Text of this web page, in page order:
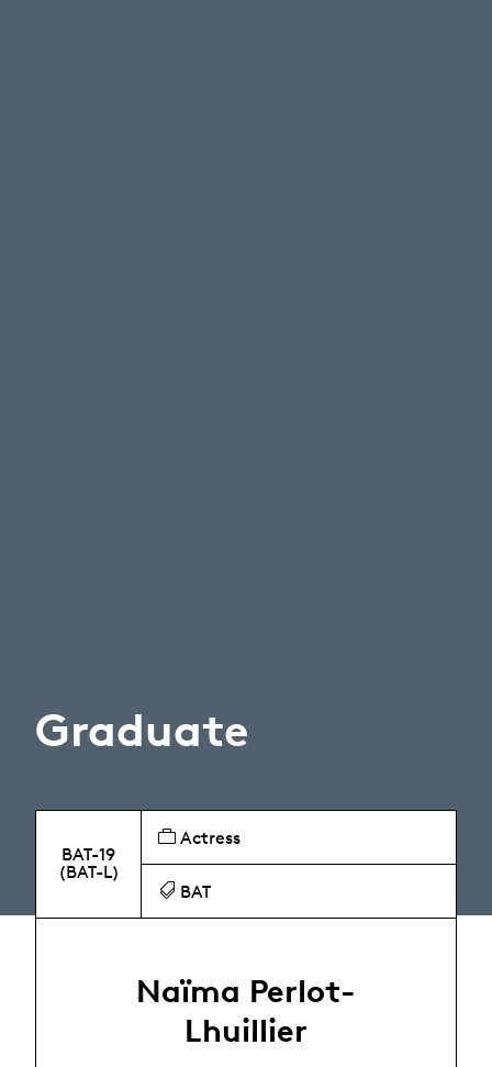
Graduate
BAT-19
(BAT-L)
Actress
BAT
Naïma Perlot-
Lhuillier